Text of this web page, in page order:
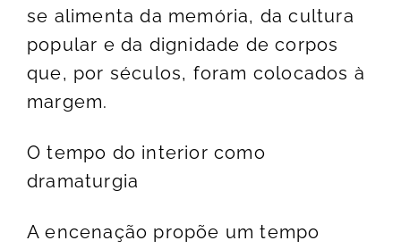
se alimenta da memória, da cultura
popular e da dignidade de corpos
que, por séculos, foram colocados à
margem.
O tempo do interior como
dramaturgia
A encenação propõe um tempo